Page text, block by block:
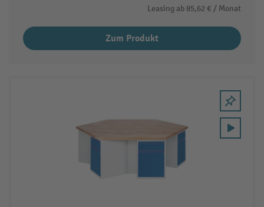
Leasing ab 85,62 € / Monat
Zum Produkt